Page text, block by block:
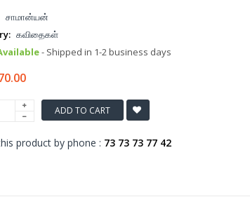
சாமான்யன்
கவிதைகள்
- Shipped in 1-2 business days
ADD TO CART
product by phone : 73 73 73 77 42